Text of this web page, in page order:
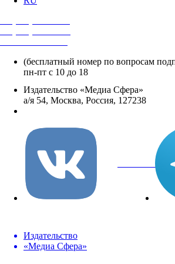
(бесплатный номер по вопросам
пн-пт с 10 до 18
Издательство «Медиа Сфера»
а/я 54, Москва, Россия, 127238
вКонтакте
Издательство
«Медиа Сфера»